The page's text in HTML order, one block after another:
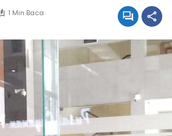
1 Min Baca